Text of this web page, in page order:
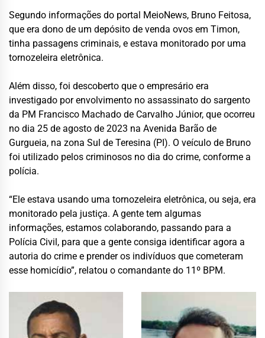
Segundo informações do portal MeioNews, Bruno Feitosa,
que era dono de um depósito de venda ovos em Timon,
tinha passagens criminais, e estava monitorado por uma
tornozeleira eletrônica.
Além disso, foi descoberto que o empresário era
investigado por envolvimento no assassinato do sargento
da PM Francisco Machado de Carvalho Júnior, que ocorreu
no dia 25 de agosto de 2023 na Avenida Barão de
Gurgueia, na zona Sul de Teresina (PI). O veículo de Bruno
foi utilizado pelos criminosos no dia do crime, conforme a
polícia.
“Ele estava usando uma tornozeleira eletrônica, ou seja, era
monitorado pela justiça. A gente tem algumas
informações, estamos colaborando, passando para a
Polícia Civil, para que a gente consiga identificar agora a
autoria do crime e prender os indivíduos que cometeram
esse homicídio”, relatou o comandante do 11º BPM.